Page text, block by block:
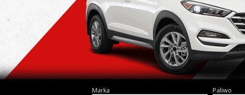
Marka Paliwo